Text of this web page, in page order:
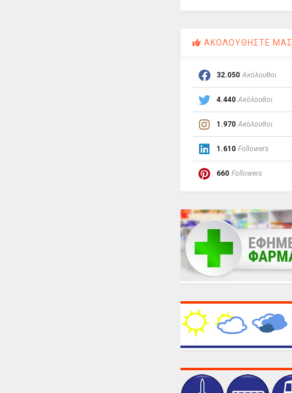
ΑΚΟΛΟΥΘΗΣΤΕ ΜΑΣ
32.050 Ακόλουθοι
4.440 Ακόλουθοι
1.970 Ακόλουθοι
1.610 Followers
660 Followers